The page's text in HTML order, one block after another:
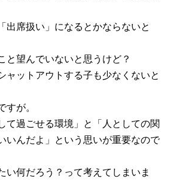
出席扱い」になるとかならないと
と望んでいないと思うけど？
ャットアウトする子も少なくないと
すが。
て過ごせる環境」と「人としての関
いんだよ」という思いが重要なので
い何だろう？って考えてしまいま